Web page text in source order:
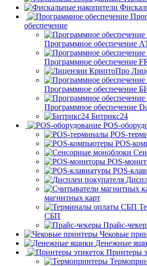
обеспечение
Программное обеспечение
Программное обеспечение
Программное обеспечение
Программное обеспечение
Битрикс24
POS-
POS-
POS-
POS-
POS-
магнитных карт
СБП
Прайс-
Чековые
Денежные
Принтеры